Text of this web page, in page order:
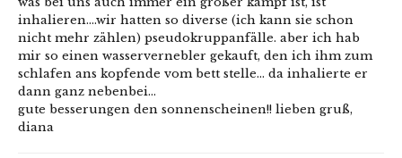
inhalieren….wir hatten so diverse (ich kann sie schon
nicht mehr zählen) pseudokruppanfälle. aber ich hab
mir so einen wasservernebler gekauft, den ich ihm zum
schlafen ans kopfende vom bett stelle… da inhalierte er
dann ganz nebenbei…
gute besserungen den sonnenscheinen!! lieben gruß,
diana